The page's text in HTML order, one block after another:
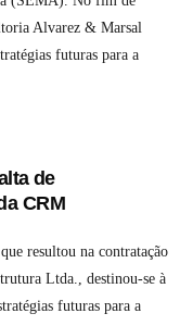
Alvarez & Marsal
futuras para a
de
CRM
resultou na contratação
Ltda., destinou-se à
futuras para a